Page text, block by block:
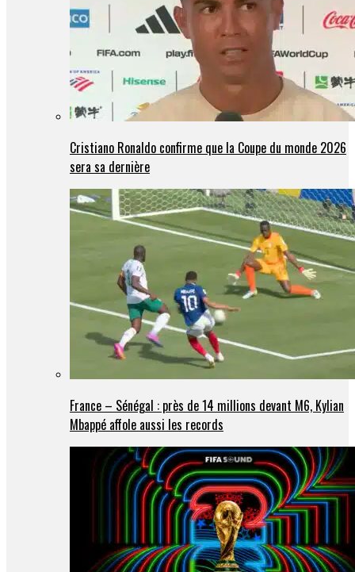
Cristiano Ronaldo confirme que la Coupe du monde 2026
sera sa dernière
France – Sénégal : près de 14 millions devant M6, Kylian
Mbappé affole aussi les records